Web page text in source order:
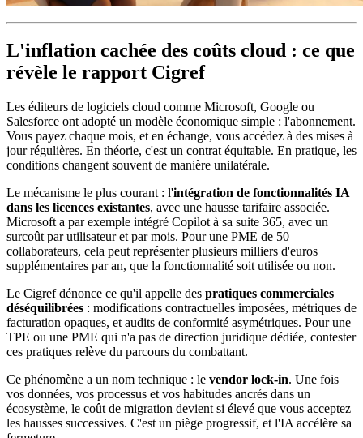
L'inflation cachée des coûts cloud : ce que
révèle le rapport Cigref
Les éditeurs de logiciels cloud comme Microsoft, Google ou
Salesforce ont adopté un modèle économique simple : l'abonnement.
Vous payez chaque mois, et en échange, vous accédez à des mises à
jour régulières. En théorie, c'est un contrat équitable. En pratique, les
conditions changent souvent de manière unilatérale.
Le mécanisme le plus courant : l'intégration de fonctionnalités IA
dans les licences existantes, avec une hausse tarifaire associée.
Microsoft a par exemple intégré Copilot à sa suite 365, avec un
surcoût par utilisateur et par mois. Pour une PME de 50
collaborateurs, cela peut représenter plusieurs milliers d'euros
supplémentaires par an, que la fonctionnalité soit utilisée ou non.
Le Cigref dénonce ce qu'il appelle des pratiques commerciales
déséquilibrées : modifications contractuelles imposées, métriques de
facturation opaques, et audits de conformité asymétriques. Pour une
TPE ou une PME qui n'a pas de direction juridique dédiée, contester
ces pratiques relève du parcours du combattant.
Ce phénomène a un nom technique : le vendor lock-in. Une fois
vos données, vos processus et vos habitudes ancrés dans un
écosystème, le coût de migration devient si élevé que vous acceptez
les hausses successives. C'est un piège progressif, et l'IA accélère sa